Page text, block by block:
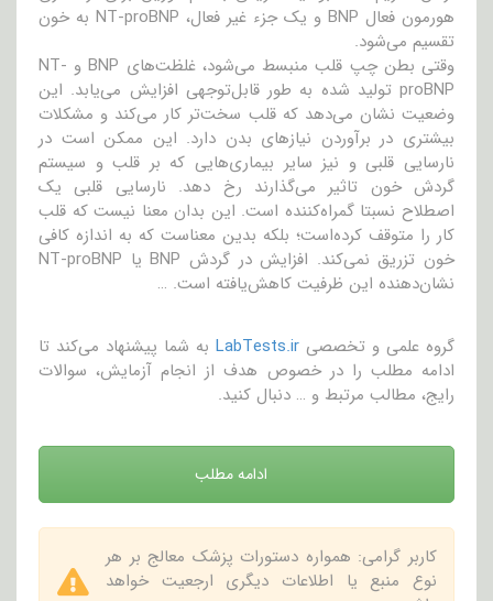
هورمون فعال BNP و یک جزء غیر فعال، NT-proBNP به خون
تقسیم می‌شود.
وقتی بطن چپ قلب منبسط می‌شود، غلظت‌های BNP و NT-
proBNP تولید شده به طور قابل‌توجهی افزایش می‌یابد. این
وضعیت نشان می‌دهد که قلب سخت‌تر کار می‌کند و مشکلات
بیشتری در برآوردن نیازهای بدن دارد. این ممکن است در
نارسایی قلبی و نیز سایر بیماری‌هایی که بر قلب و سیستم
گردش خون تاثیر می‌گذارند رخ دهد. نارسایی قلبی یک
اصطلاح نسبتا گمراه‌کننده است. این بدان معنا نیست که قلب
کار را متوقف کرده‌است؛ بلکه بدین معناست که به اندازه کافی
خون تزریق نمی‌کند. افزایش در گردش BNP یا NT-proBNP
نشان‌دهنده این ظرفیت کاهش‌یافته است. …
گروه علمی و تخصصی LabTests.ir به شما پیشنهاد می‌کند تا
ادامه مطلب را در خصوص هدف از انجام آزمایش، سوالات
رایج، مطالب مرتبط و … دنبال کنید.
ادامه مطلب
کاربر گرامی: همواره دستورات پزشک معالج بر هر
نوع منبع یا اطلاعات دیگری ارجعیت خواهد